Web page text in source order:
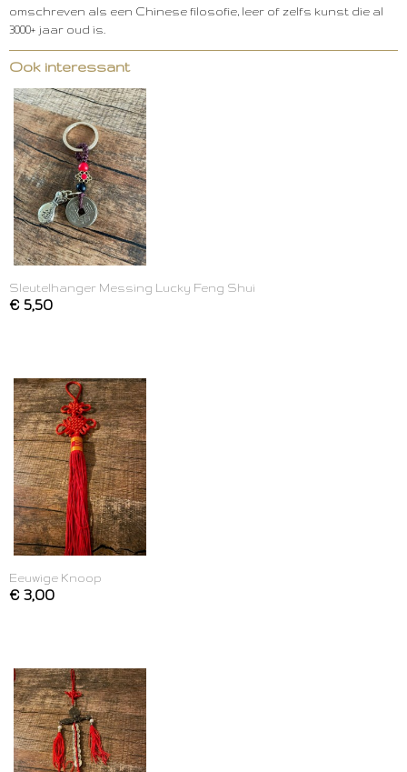
omschreven als een Chinese filosofie, leer of zelfs kunst die al
3000+ jaar oud is.
Ook interessant
Sleutelhanger Messing Lucky Feng Shui
€ 5,50
Eeuwige Knoop
€ 3,00